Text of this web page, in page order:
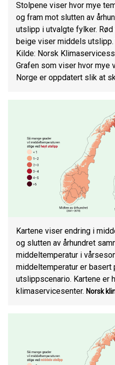
Stolpene viser hvor mye
og fram mot slutten av
utslipp i utvalgte fylker.
beige viser middels utslipp.
Kilde: Norsk
Grafen som viser hvor mye
Norge er oppdatert slik at
Kartene viser endring i
og slutten av århundret
middeltemperatur i
middeltemperatur er
utslippscenario. Kartene er
klimaservicesenter. Norsk